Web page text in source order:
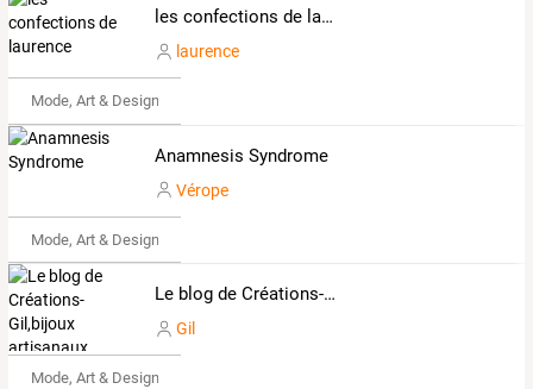
les confections de laurence
laurence
Mode, Art & Design
Anamnesis Syndrome
Vérope
Mode, Art & Design
Le blog de Créations-Gil,bijoux artisanaux
Gil
Mode, Art & Design